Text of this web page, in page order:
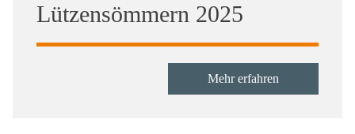
Lützensömmern 2025
Mehr erfahren